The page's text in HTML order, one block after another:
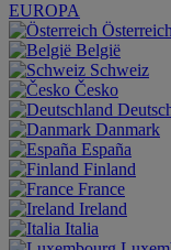
EUROPA
Österreich
België
Schweiz
Česko
Danmark
España
Finland
France
Ireland
Italia